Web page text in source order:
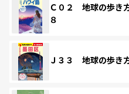
Ｃ０２ 地球の歩き
８
Ｊ３３ 地球の歩き